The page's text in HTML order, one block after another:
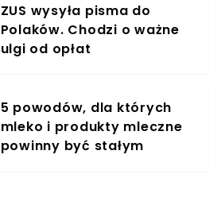
ZUS wysyła pisma do
Polaków. Chodzi o ważne
ulgi od opłat
5 powodów, dla których
mleko i produkty mleczne
powinny być stałym